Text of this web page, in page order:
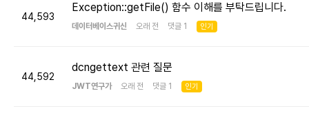
44,593
Exception::getFile() 함수 이해를 부탁드립니다.
데이터베이스귀신 오래 전 댓글 1 인기
44,592
dcngettext 관련 질문
JWT연구가 오래 전 댓글 1 인기